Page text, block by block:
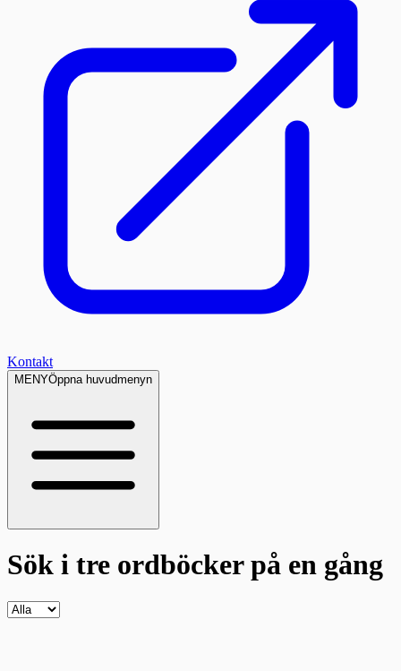
Kontakt
MENYÖppna huvudmenyn
Sök i tre ordböckerpå en gång